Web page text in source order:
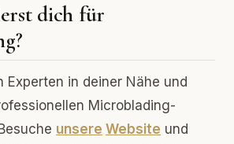
dich für
Experten in deiner Nähe und
Microblading-
unsere Website und